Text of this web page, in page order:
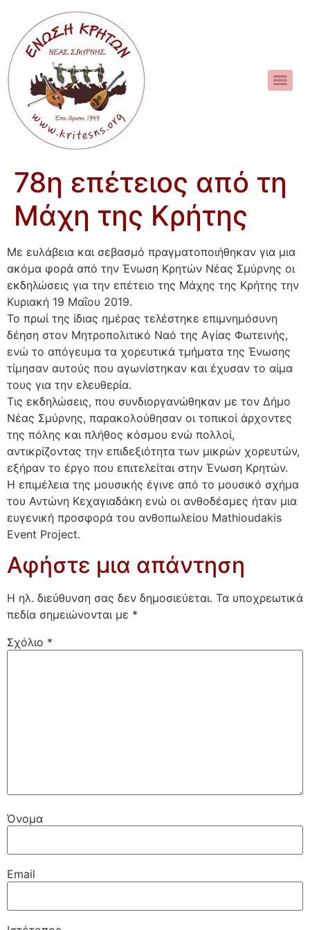
78η επέτειος από τη
Μάχη της Κρήτης
Με ευλάβεια και σεβασμό πραγματοποιήθηκαν για μια
ακόμα φορά από την Ένωση Κρητών Νέας Σμύρνης οι
εκδηλώσεις για την επέτειο της Μάχης της Κρήτης την
Κυριακή 19 Μαΐου 2019.
Το πρωί της ίδιας ημέρας τελέστηκε επιμνημόσυνη
δέηση στον Μητροπολιτικό Ναό της Αγίας Φωτεινής,
ενώ το απόγευμα τα χορευτικά τμήματα της Ένωσης
τίμησαν αυτούς που αγωνίστηκαν και έχυσαν το αίμα
τους για την ελευθερία.
Τις εκδηλώσεις, που συνδιοργανώθηκαν με τον Δήμο
Νέας Σμύρνης, παρακολούθησαν οι τοπικοί άρχοντες
της πόλης και πλήθος κόσμου ενώ πολλοί,
αντικρίζοντας την επιδεξιότητα των μικρών χορευτών,
εξήραν το έργο που επιτελείται στην Ένωση Κρητών.
Η επιμέλεια της μουσικής έγινε από το μουσικό σχήμα
του Αντώνη Κεχαγιαδάκη ενώ οι ανθοδέσμες ήταν μια
ευγενική προσφορά του ανθοπωλείου Mathioudakis
Event Project.
Αφήστε μια απάντηση
Η ηλ. διεύθυνση σας δεν δημοσιεύεται. Τα υποχρεωτικά
πεδία σημειώνονται με *
Σχόλιο *
Όνομα
Email